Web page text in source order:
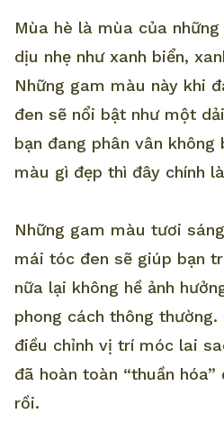
Mùa hè là mùa của
dịu nhẹ như xanh biển,
Những gam màu này khi
đen sẽ nổi bật như một
bạn đang phân vân
màu gì đẹp thì đây chính
Những gam màu tươi
mái tóc đen sẽ giúp bạn
nữa lại không hề ảnh
phong cách thông thường.
điều chỉnh vị trí móc lai
đã hoàn toàn “thuần
rồi.